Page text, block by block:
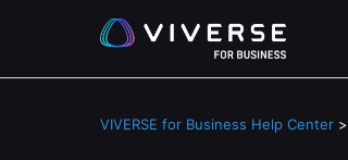
VIVERSE for Business Help Center